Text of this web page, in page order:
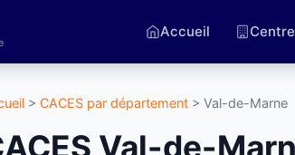
Accueil
> CACES par département > Val-de-Marne